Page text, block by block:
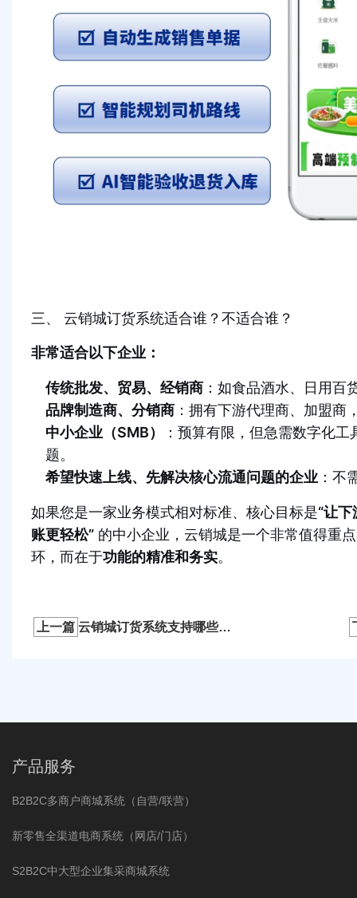
三、 云销城订货系统适合谁？不适合谁？
非常适合以下企业：
传统批发、贸易、经销商 ：如食品酒水、日用百
品牌制造商、分销商 ：拥有下游代理商、加盟商
中小企业（SMB）
：预算有限，但急需数字化
题。
希望快速上线、先解决核心流通问题的企业 ：不
如果您是一家业务模式相对标准、核心目标是“让
账更轻松” 的中小企业，云销城是一个非常值得重
环，而在于功能的精准和务实。
上一篇 云销城订货系统支持哪些开单方式？下单记账系统你选对了吗？
产品服务
B2B2C多商户商城系统（自营/联营）
新零售全渠道电商系统（网店/门店）
S2B2C中大型企业集采商城系统